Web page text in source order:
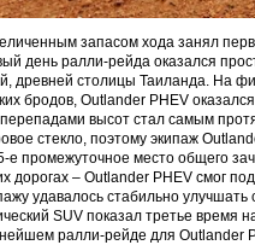
запасом хода занял
день ралли-рейда оказался
древней столицы Таиланда. На
бродов, Outlander PHEV
высот стал самым
стекло, поэтому экипаж
е промежуточное место общего
дорогах – Outlander PHEV смог
удавалось стабильно
SUV показал третье время
ралли-рейде для Outlander